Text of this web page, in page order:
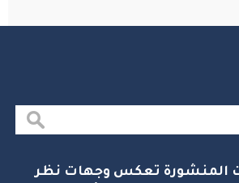
المنشورة تعكس وجهات نظر